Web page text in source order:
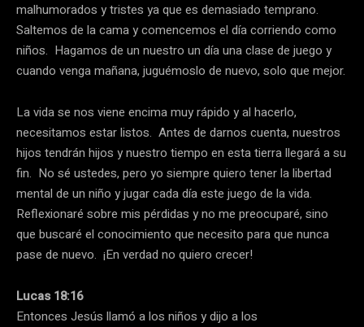
malhumorados y tristes ya que es demasiado temprano.
Saltemos de la cama y comencemos el día corriendo como
niños. Hagamos de un nuestro un día una clase de juego y
cuando venga mañana, juguémoslo de nuevo, solo que mejor.
La vida se nos viene encima muy rápido y al hacerlo,
necesitamos estar listos. Antes de darnos cuenta, nuestros
hijos tendrán hijos y nuestro tiempo en esta tierra llegará a su
fin. No sé ustedes, pero yo siempre quiero tener la libertad
mental de un niño y jugar cada día este juego de la vida.
Reflexionaré sobre mis pérdidas y no me preocuparé, sino
que buscaré el conocimiento que necesito para que nunca
pase de nuevo. ¡En verdad no quiero crecer!
Lucas 18:16
Entonces Jesús llamó a los niños y dijo a los